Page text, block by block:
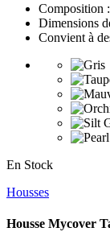
Composition
Dimensions
Convient à
En Stock
Housses
Housse Mycover